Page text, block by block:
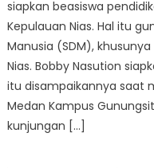
siapkan beasiswa
Kepulauan Nias. Hal itu
Manusia (SDM),
Nias. Bobby Nasution
itu disampaikannya saat
Medan Kampus
kunjungan […]